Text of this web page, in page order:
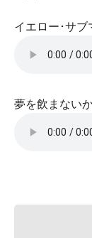
イエロー･サブ
夢を飲まない